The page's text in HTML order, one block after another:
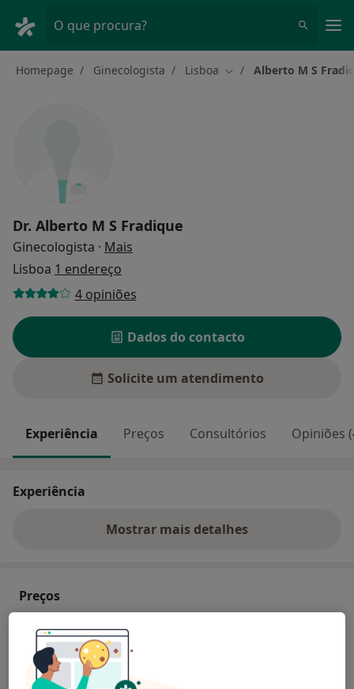
O que procura?
Homepage Ginecologista Lisboa Mudar de cidade
Alberto M S
Dr. Alberto M S Fradique
Ginecologista · Mais
Lisboa 1 endereço
4 opiniões
Dados do contacto
Solicite um atendimento
Experiência Preços Consultórios Opiniões
Experiência
Mostrar mais detalhes
sobre a experiência
Preços
Sem informação sobre serviços e preços
Este especialista ainda não adicionou nenhuma
informação sobre serviços